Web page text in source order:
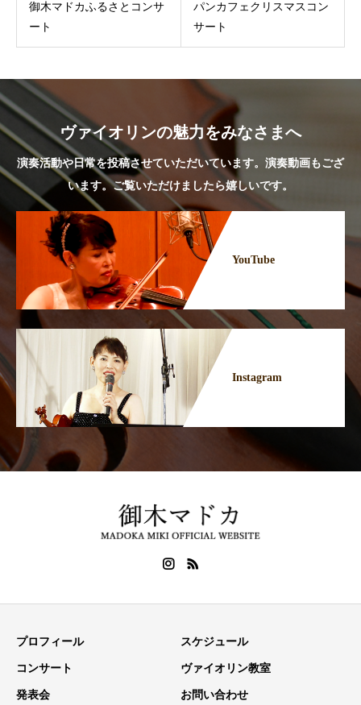
御木マドカふるさとコンサ
ート
パンカフェクリスマスコン
サート
ヴァイオリンの魅力をみなさまへ
演奏活動や日常を投稿させていただいています。演奏動画もござ
います。ご覧いただけましたら嬉しいです。
YouTube
Instagram
プロフィール スケジュール
コンサート ヴァイオリン教室
発表会 お問い合わせ